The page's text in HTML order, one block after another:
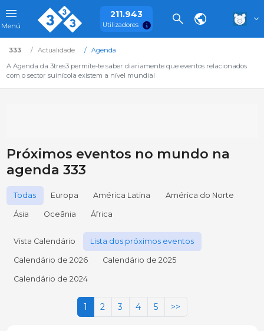
Menú
211.943
Utilizadores
333 Actualidade
Agenda
A Agenda da 3tres3 permite-te saber diariamente que eventos relacionados
com o sector suinícola existem a nível mundial
Próximos eventos no mundo na
agenda 333
Todas Europa América Latina América do Norte
Ásia Oceânia África
Vista Calendário Lista dos próximos eventos
Calendário de 2026 Calendário de 2025
Calendário de 2024
1 2 3 4 5 >>